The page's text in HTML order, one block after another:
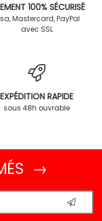
100% SÉCURISÉ
Mastercard, PayPal
avec SSL
EXPÉDITION RAPIDE
sous 48h ouvrable
→